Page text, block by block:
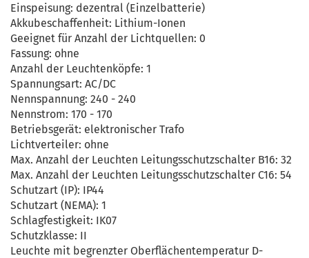
Einspeisung: dezentral (Einzelbatterie)
Akkubeschaffenheit: Lithium-Ionen
Geeignet für Anzahl der Lichtquellen: 0
Fassung: ohne
Anzahl der Leuchtenköpfe: 1
Spannungsart: AC/DC
Nennspannung: 240 - 240
Nennstrom: 170 - 170
Betriebsgerät: elektronischer Trafo
Lichtverteiler: ohne
Max. Anzahl der Leuchten Leitungsschutzschalter B16: 32
Max. Anzahl der Leuchten Leitungsschutzschalter C16: 54
Schutzart (IP): IP44
Schutzart (NEMA): 1
Schlagfestigkeit: IK07
Schutzklasse: II
Leuchte mit begrenzter Oberflächentemperatur D-